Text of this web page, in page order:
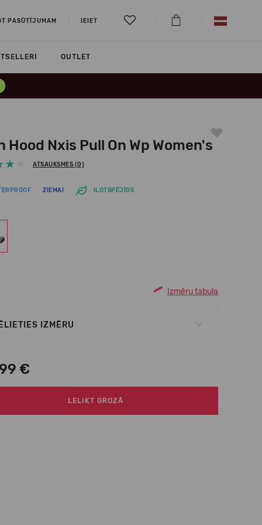
PASŪTĪJUMAM IEIET
OUTLET
Hood Nxis Pull On Wp Women's
ATSAUKSMES (0)
ZIEMAI ILGTSPĒJĪGS
Izmēru tabula
IZMĒRU
€
LELIKT GROZĀ